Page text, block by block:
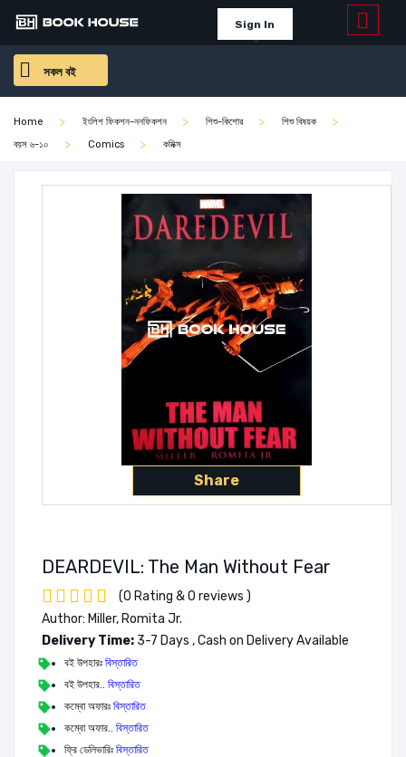
Sign In
সকল বই
Home ইংলিশ ফিকশন-ননফিকশন শিশু-কিশোর
শিশু বিষয়ক
বয়স ৬-১০
Comics কমিক্স
Share
DEARDEVIL: The Man Without Fear
(0 Rating & 0 reviews )
Author: Miller, Romita Jr.
Delivery Time: 3-7 Days , Cash on Delivery Available
বই উপহারঃ বিস্তারিত
বই উপহার.. বিস্তারিত
কম্বো অফারঃ বিস্তারিত
কম্বো অফার.. বিস্তারিত
ফ্রি ডেলিভারিঃ বিস্তারিত